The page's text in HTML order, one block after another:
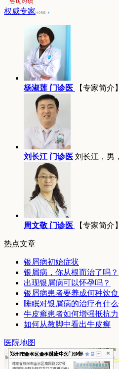
权威专家
杨淑莲 门诊医 【专家简
刘长江 门诊医 刘长江，男
周文敬 门诊医 【专家简
热点文章
银屑病初始症状
银屑病，你从根而治了吗？
出现银屑病可以怀孕吗？
银屑病患者要养成何种饮
睡眠对银屑病的治疗有什么
牛皮癣患者如何增强抵抗力
如何从教脚中看出牛皮癣
医院地图